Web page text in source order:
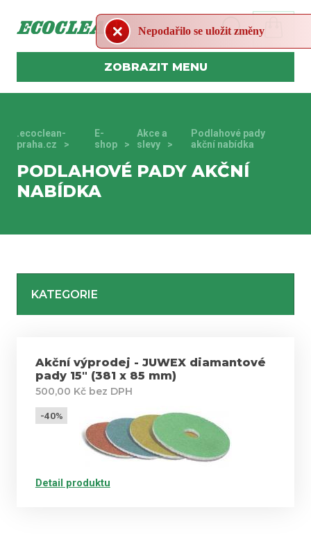
MENU
.ecoclean-
praha.cz
E-
shop
Akce a
slevy
Podlahové pady
akční nabídka
PODLAHOVÉ PADY AKČNÍ
NABÍDKA
KATEGORIE
Akční výprodej - JUWEX diamantové
pady 15" (381 x 85 mm)
500,00 Kč bez DPH
-40%
Detail produktu
Nepodařilo se uložit změny